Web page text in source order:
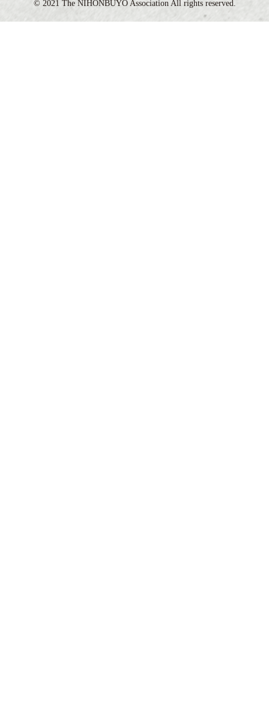
©️ 2021 The NIHONBUYO Association All rights reserved.